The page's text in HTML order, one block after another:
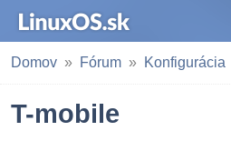
Domov Fórum Konfigurácia
T-mobile